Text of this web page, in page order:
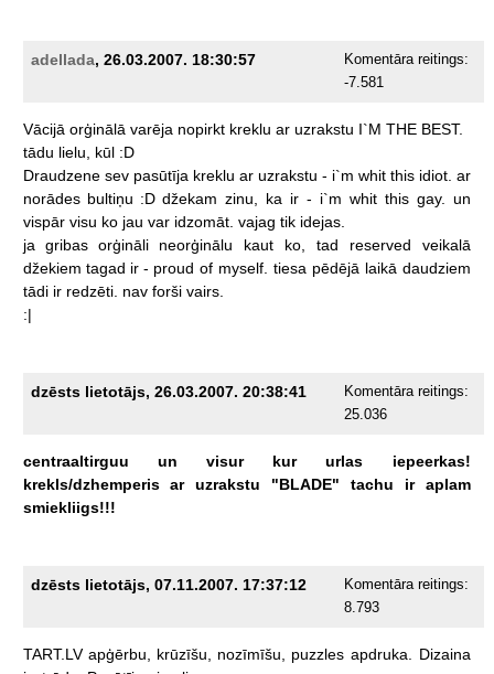
adellada, 26.03.2007. 18:30:57
Komentāra reitings:
-7.581
Vācijā orģinālā varēja nopirkt kreklu ar uzrakstu I`M THE BEST.
tādu lielu, kūl :D
Draudzene sev pasūtīja kreklu ar uzrakstu - i`m whit this idiot. ar
norādes bultiņu :D džekam zinu, ka ir - i`m whit this gay.
un
vispār visu ko jau var idzomāt. vajag tik idejas.
ja
gribas orģināli neorģinālu kaut ko, tad reserved
veikalā
džekiem tagad ir - proud of myself. tiesa pēdējā laikā daudziem
tādi ir redzēti. nav forši vairs.
:|
dzēsts lietotājs, 26.03.2007. 20:38:41
Komentāra reitings:
25.036
centraaltirguu un visur kur urlas
iepeerkas!
krekls/dzhemperis ar uzrakstu "BLADE" tachu ir
aplam
smiekliigs!!!
dzēsts lietotājs, 07.11.2007. 17:37:12
Komentāra reitings:
8.793
TART.LV apģērbu, krūzīšu, nozīmīšu, puzzles apdruka.
Dizaina